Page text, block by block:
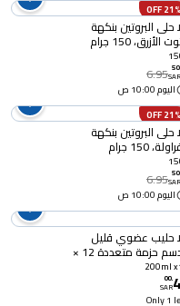
21% OFF
حلى البروتين بنكهة
الأزرق، 150 جرام
.
50
SAR
6.95
اليوم 10:00 ص
21% OFF
حلى البروتين بنكهة
150 جرام
.
50
SAR
6.95
اليوم 10:00 ص
حليب عضوي قليل
الدسم حزمة متعددة 12 ×
.
00
SAR
Only 1